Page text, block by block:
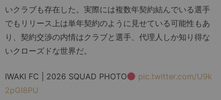
いクラブも存在した。実際には複数年契約結んでいる選手
でもリリース上は単年契約のように見せている可能性もあ
り、契約交渉の内情はクラブと選手、代理人しか知り得な
いクローズドな世界だ。
IWAKI FC | 2026 SQUAD PHOTO
pic.twitter.com/U9k
2pGI8PU